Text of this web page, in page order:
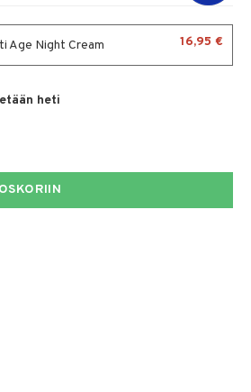
Age Night Cream 16,95 €
heti